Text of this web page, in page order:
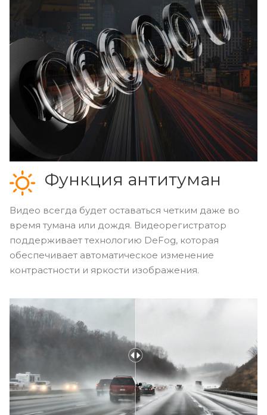
Функция антитуман
Видео всегда будет оставаться четким даже во
время тумана или дождя. Видеорегистратор
поддерживает технологию DeFog, которая
обеспечивает автоматическое изменение
контрастности и яркости изображения.